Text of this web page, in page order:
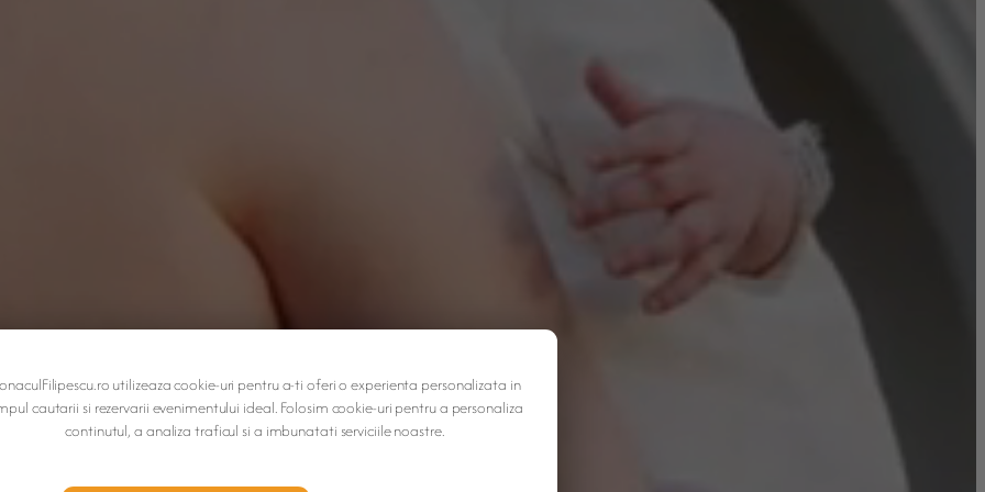
utilizeaza cookie-uri pentru a-ti oferi o experienta personalizata in
cautarii si rezervarii evenimentului ideal. Folosim cookie-uri pentru a personaliza
continutul, a analiza traficul si a imbunatati serviciile noastre.